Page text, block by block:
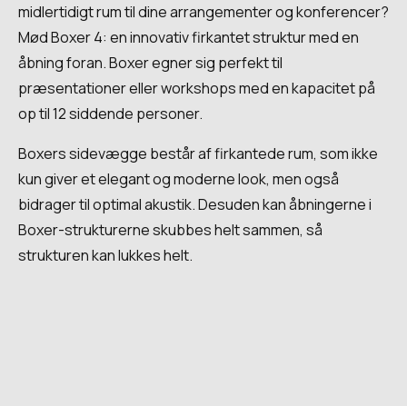
midlertidigt rum til dine arrangementer og konferencer?
Mød Boxer 4: en innovativ firkantet struktur med en
åbning foran. Boxer egner sig perfekt til
præsentationer eller workshops med en kapacitet på
op til 12 siddende personer.
Boxers sidevægge består af firkantede rum, som ikke
kun giver et elegant og moderne look, men også
bidrager til optimal akustik. Desuden kan åbningerne i
Boxer-strukturerne skubbes helt sammen, så
strukturen kan lukkes helt.